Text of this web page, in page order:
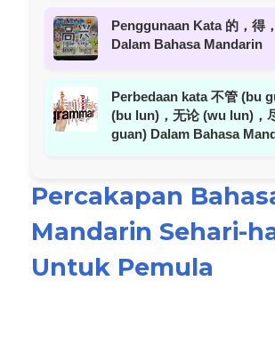
Penggunaan Kata 的，得
Dalam Bahasa Mandarin
Perbedaan kata 不管 (bu
(bu lun)，无论 (wu lun)，
guan) Dalam Bahasa
Percakapan
Mandarin Sehari-
Untuk Pemula